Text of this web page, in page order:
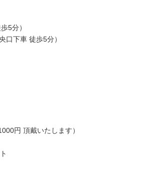
分）
車 徒歩5分）
円 頂戴いたします）